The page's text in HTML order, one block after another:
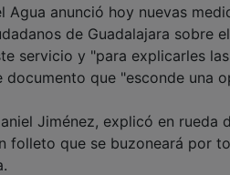
anunció hoy nuevas
de Guadalajara sobre
servicio y "para explicarles
que "esconde una
Jiménez, explicó en rueda
folleto que se buzoneará por